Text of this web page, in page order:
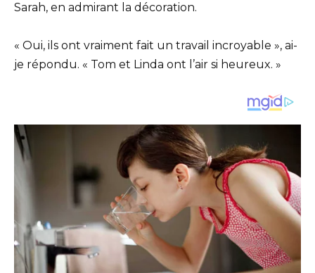
Sarah, en admirant la décoration.
« Oui, ils ont vraiment fait un travail incroyable », ai-
je répondu. « Tom et Linda ont l’air si heureux. »